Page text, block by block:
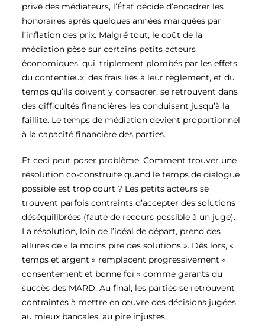
privé des médiateurs, l’État décide d’encadrer les
honoraires après quelques années marquées par
l’inflation des prix. Malgré tout, le coût de la
médiation pèse sur certains petits acteurs
économiques, qui, triplement plombés par les effets
du contentieux, des frais liés à leur règlement, et du
temps qu’ils doivent y consacrer, se retrouvent dans
des difficultés financières les conduisant jusqu’à la
faillite. Le temps de médiation devient proportionnel
à la capacité financière des parties.
Et ceci peut poser problème. Comment trouver une
résolution co-construite quand le temps de dialogue
possible est trop court ? Les petits acteurs se
trouvent parfois contraints d’accepter des solutions
déséquilibrées (faute de recours possible à un juge).
La résolution, loin de l’idéal de départ, prend des
allures de « la moins pire des solutions ». Dès lors, «
temps et argent » remplacent progressivement «
consentement et bonne foi » comme garants du
succès des MARD. Au final, les parties se retrouvent
contraintes à mettre en œuvre des décisions jugées
au mieux bancales, au pire injustes.